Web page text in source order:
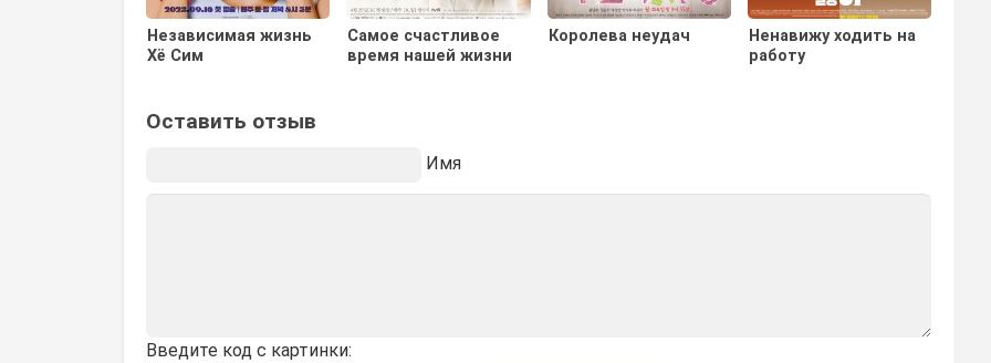
Независимая жизнь
Хё Сим
Самое счастливое
время нашей жизни
Королева неудач
Ненавижу ходить на
работу
Оставить отзыв
Имя
Введите код с картинки: